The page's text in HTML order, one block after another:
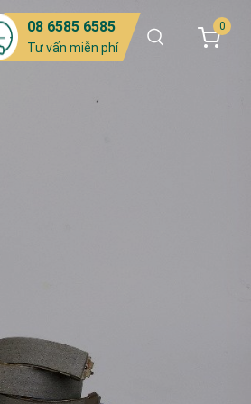
08 6585 6585
Tư vấn miễn phí
0